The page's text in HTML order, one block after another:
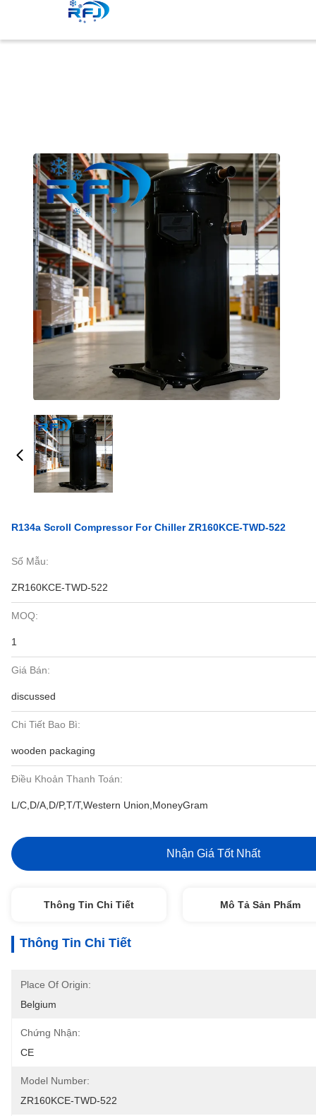
R134a Scroll Compressor For Chiller ZR160KCE-TWD-522
Số Mẫu:
ZR160KCE-TWD-522
MOQ:
1
Giá Bán:
discussed
Chi Tiết Bao Bì:
wooden packaging
Điều Khoản Thanh Toán:
L/C,D/A,D/P,T/T,Western Union,MoneyGram
Nhận Giá Tốt Nhất
Thông Tin Chi Tiết Mô Tả Sản Phẩm
Thông Tin Chi Tiết
Place Of Origin:
Belgium
Chứng Nhận:
CE
Model Number:
ZR160KCE-TWD-522